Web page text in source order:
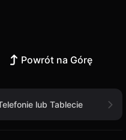
Powrót na Górę
lub Tablecie